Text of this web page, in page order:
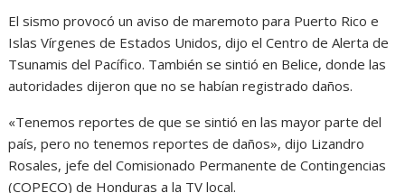
El sismo provocó un aviso de maremoto para Puerto Rico e
Islas Vírgenes de Estados Unidos, dijo el Centro de Alerta de
Tsunamis del Pacífico. También se sintió en Belice, donde las
autoridades dijeron que no se habían registrado daños.
«Tenemos reportes de que se sintió en las mayor parte del
país, pero no tenemos reportes de daños», dijo Lizandro
Rosales, jefe del Comisionado Permanente de Contingencias
(COPECO) de Honduras a la TV local.